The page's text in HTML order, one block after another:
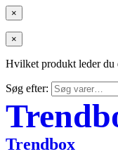
×
×
Hvilket produkt leder du
Søg efter:
Trendbox